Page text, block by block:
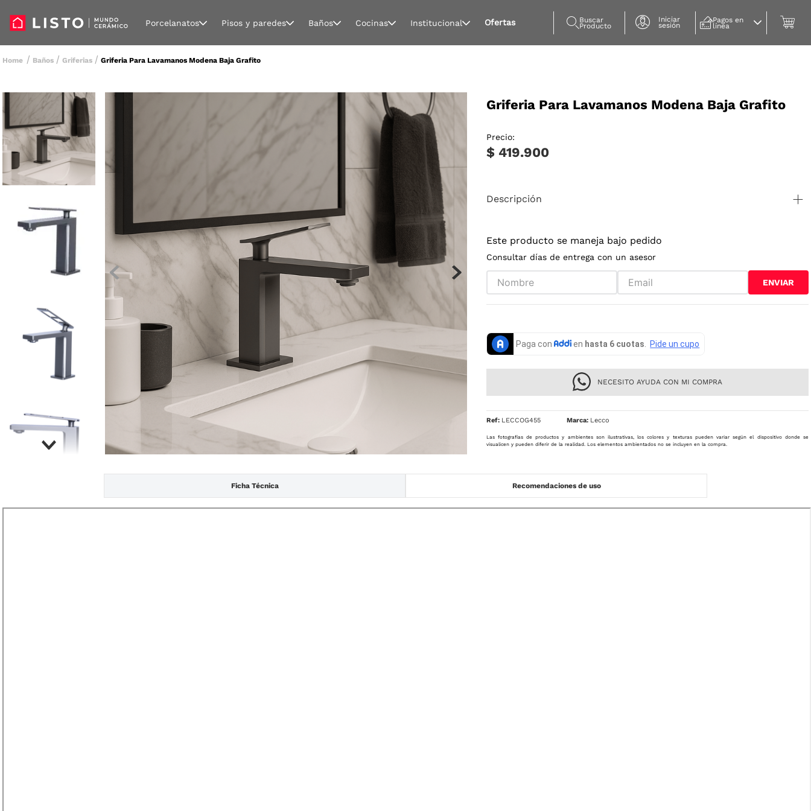
Porcelanatos Pisos y paredes Baños Cocinas Institucional Ofertas Buscar
Producto
Iniciar
sesión
Pagos en
línea
Baños Griferias Griferia Para Lavamanos Modena Baja Grafito
Griferia Para Lavamanos Modena Baja Grafito
Precio:
$ 419.900
Descripción
Este producto se maneja bajo pedido
Consultar días de entrega con un asesor
ENVIAR
NECESITO AYUDA CON MI COMPRA
Ref: LECCOG455 Lecco
Las fotografías de productos y ambientes son ilustrativas, los colores y texturas pueden variar según el dispositivo donde se
visualicen y pueden diferir de la realidad. Los elementos ambientados no se incluyen en la compra.
Ficha Técnica Recomendaciones de uso